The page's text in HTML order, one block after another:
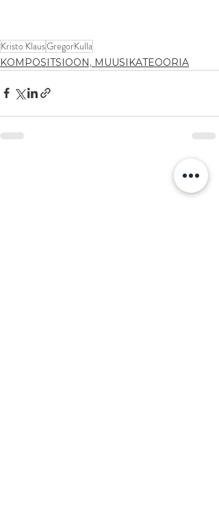
Kristo KlausGregorKulla
KOMPOSITSIOON, MUUSIKATEOORIA